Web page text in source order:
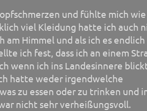
und fühlte mich
viel Kleidung hatte ich auch
am Himmel und als ich es endlich
ich fest, dass ich an einem
wenn ich ins Landesinnere
hatte weder irgendwelche
zu essen oder zu trinken und
nicht sehr verheißungsvoll.